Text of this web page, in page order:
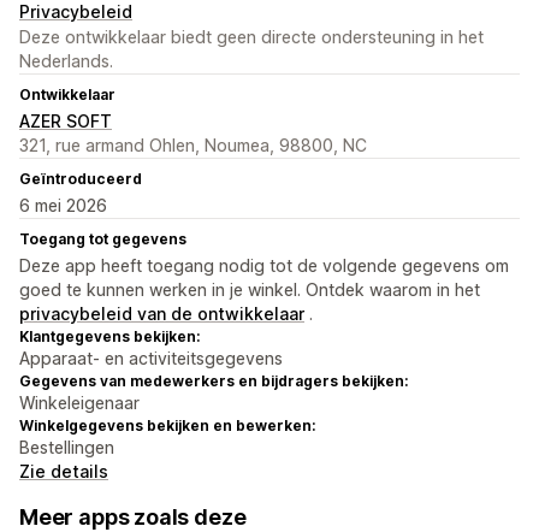
Privacybeleid
Deze ontwikkelaar biedt geen directe ondersteuning in het
Nederlands.
Ontwikkelaar
AZER SOFT
321, rue armand Ohlen, Noumea, 98800, NC
Geïntroduceerd
6 mei 2026
Toegang tot gegevens
Deze app heeft toegang nodig tot de volgende gegevens om
goed te kunnen werken in je winkel. Ontdek waarom in het
privacybeleid van de ontwikkelaar .
Klantgegevens bekijken:
Apparaat- en activiteitsgegevens
Gegevens van medewerkers en bijdragers bekijken:
Winkeleigenaar
Winkelgegevens bekijken en bewerken:
Bestellingen
Zie details
Meer apps zoals deze